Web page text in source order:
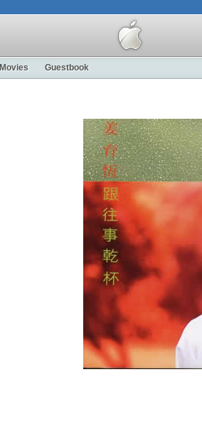
Movies Guestbook